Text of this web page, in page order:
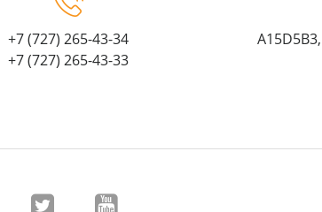
+7 (727) 265-43-34
+7 (727) 265-43-33